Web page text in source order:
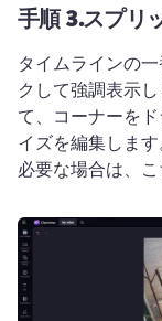
手順 3.スプリ
タイムラインの
クして強調表示し
て、コーナーを
イズを編集します
必要な場合は、